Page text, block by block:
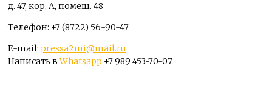
д. 47, кор. А, помещ. 48
Телефон: +7 (8722) 56-90-47
E-mail: pressa2mi@mail.ru
Написать вWhatsapp +7 989 453-70-07